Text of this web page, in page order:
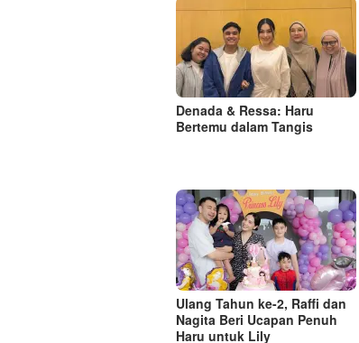
Denada & Ressa: Haru
Bertemu dalam Tangis
Ulang Tahun ke-2, Raffi dan
Nagita Beri Ucapan Penuh
Haru untuk Lily